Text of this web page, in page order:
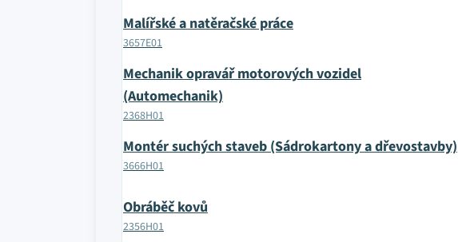
Malířské a natěračské práce
3657E01
Mechanik opravář motorových vozidel
(Automechanik)
2368H01
Montér suchých staveb (Sádrokartony a dřevostavby)
3666H01
Obráběč kovů
2356H01